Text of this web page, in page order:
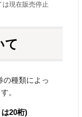
現在販売停止
て
の種類によっ
。
20桁)